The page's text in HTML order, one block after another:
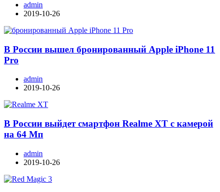
admin
2019-10-26
В России вышел бронированный Apple iPhone 11
Pro
admin
2019-10-26
В России выйдет смартфон Realme XT с камерой
на 64 Мп
admin
2019-10-26